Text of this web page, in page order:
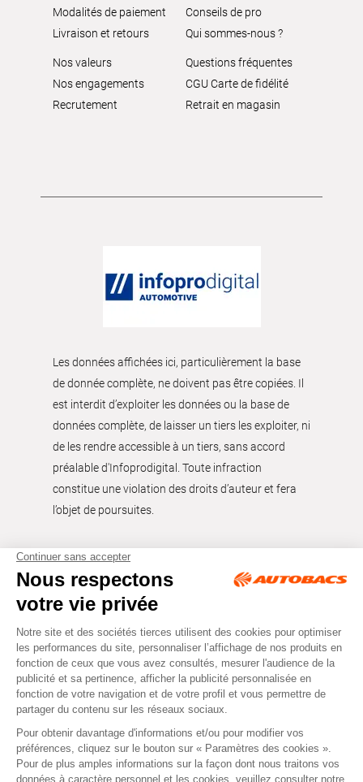
Modalités de paiement
Livraison et retours
Conseils de pro
Qui sommes-nous ?
Nos valeurs
Nos engagements
Recrutement
Questions fréquentes
CGU Carte de fidélité
Retrait en magasin
Les données affichées ici, particulièrement la base
de donnée complète, ne doivent pas être copiées. Il
est interdit d’exploiter les données ou la base de
données complète, de laisser un tiers les exploiter, ni
de les rendre accessible à un tiers, sans accord
préalable d'Infoprodigital. Toute infraction
constitue une violation des droits d’auteur et fera
l’objet de poursuites.
Tous droits réservés © Autobacs
Mentions légales RGPD
Cookies CGV